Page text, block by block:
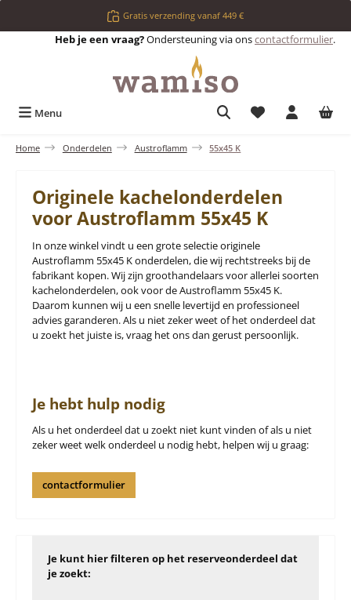
Ga naar de hoofdinhoudGratis verzending vanaf 449 €
Heb je een vraag?Ondersteuning via onscontactformulier.
Menu Je hebt 0 items
Home Onderdelen Austroflamm 55x45 K
Originele kachelonderdelen
voor Austroflamm 55x45 K
In onze winkel vindt u een grote selectie originele
Austroflamm 55x45 K onderdelen, die wij rechtstreeks bij de
fabrikant kopen. Wij zijn groothandelaars voor allerlei soorten
kachelonderdelen, ook voor de Austroflamm 55x45 K.
Daarom kunnen wij u een snelle levertijd en professioneel
advies garanderen. Als u niet zeker weet of het onderdeel dat
u zoekt het juiste is, vraag het ons dan gerust persoonlijk.
Je hebt hulp nodig
Als u het onderdeel dat u zoekt niet kunt vinden of als u niet
zeker weet welk onderdeel u nodig hebt, helpen wij u graag:
contactformulier
Je kunt hier filteren op het reserveonderdeel dat
je zoekt: